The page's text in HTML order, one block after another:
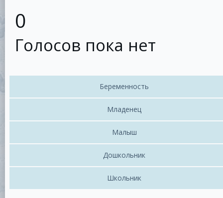
0
Голосов пока нет
Беременность
Младенец
Малыш
Дошкольник
Школьник